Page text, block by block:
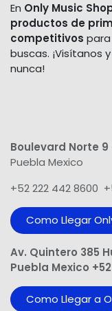
En Only Music
productos de
competitivos
buscas. ¡Visítanos
nunca!
Boulevard Norte 9
Puebla Mexico
+52 222 442 8600
Como Llegar
Av. Quintero 385
Puebla Mexico
Como Llegar a